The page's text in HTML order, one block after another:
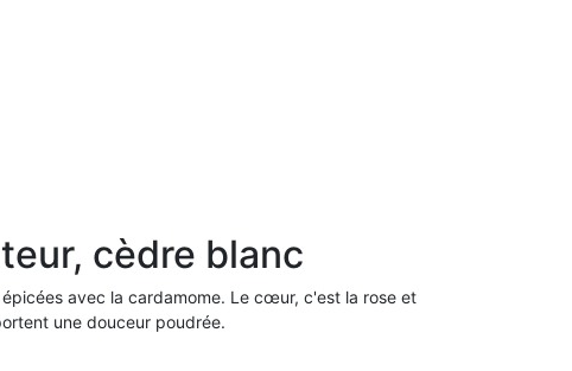
cèdre blanc
avec la cardamome. Le cœur, c'est la rose et
une douceur poudrée.